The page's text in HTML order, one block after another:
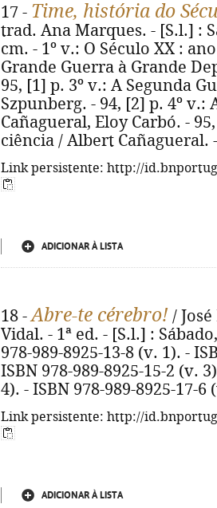
17 - Time, história do
trad. Ana Marques. - [S.l.] :
cm. - 1º v.: O Século XX :
Grande Guerra à Grande
95, [1] p. 3º v.: A Segunda
Szpunberg. - 94, [2] p. 4º
Cañagueral, Eloy Carbó. -
ciência / Albert Cañagueral.
Link persistente: http://
ADICIONAR À LISTA
18 -Abre-te cérebro! /
Vidal. - 1ª ed. - [S.l.] :
978-989-8925-13-8 (v. 1). -
ISBN 978-989-8925-15-2 (v.
4). - ISBN 978-989-8925-17-6
Link persistente: http://
ADICIONAR À LISTA